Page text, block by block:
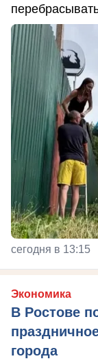
сегодня в 13:15
Экономика
В Ростове
города